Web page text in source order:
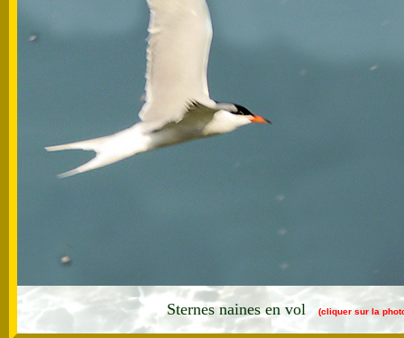
Sternes naines en vol (cliquer sur la